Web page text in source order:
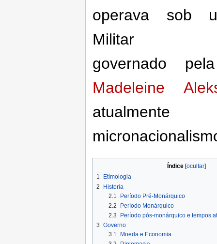
operava sob
Militar
governado
Madeleine
Índice
1
Etimologia
2
Historia
2.1
Período Pré-Monárquico
2.2
Período Monárquico
2.3
Período pós-monárquico e tempos
3
Governo
3.1
Moeda e Economia